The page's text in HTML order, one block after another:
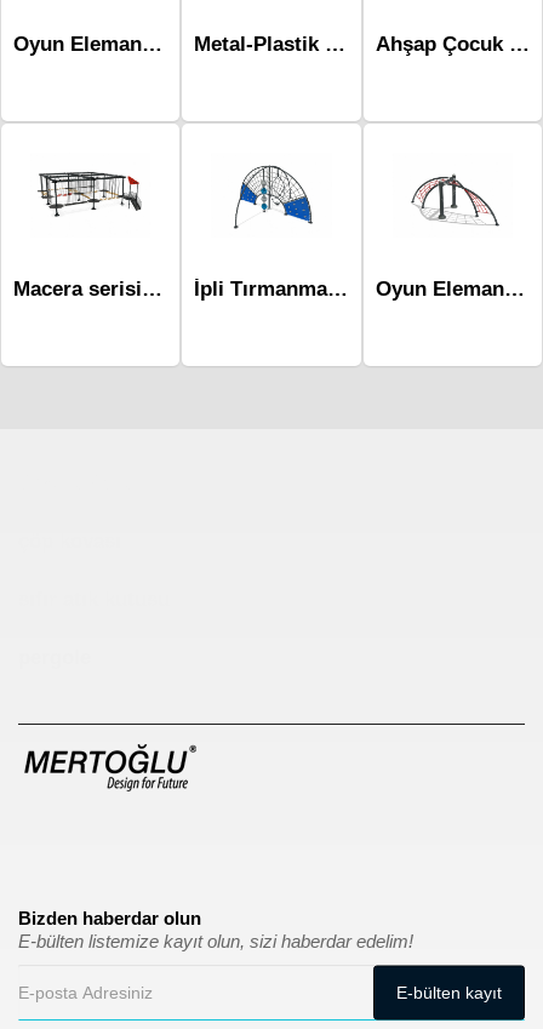
Oyun Elemanları -Mae-086 Metal-Plastik Çocuk Parkları-Mds-105 Ahşap Çocuk Parkları-Mas-151
Macera serisi Oyun Grubu -Mac-002 İpli Tırmanmalar Mip-105 Oyun Elemanları -Mae-082
Bizden haberdar olun
E-bülten listemize kayıt olun, sizi haberdar edelim!